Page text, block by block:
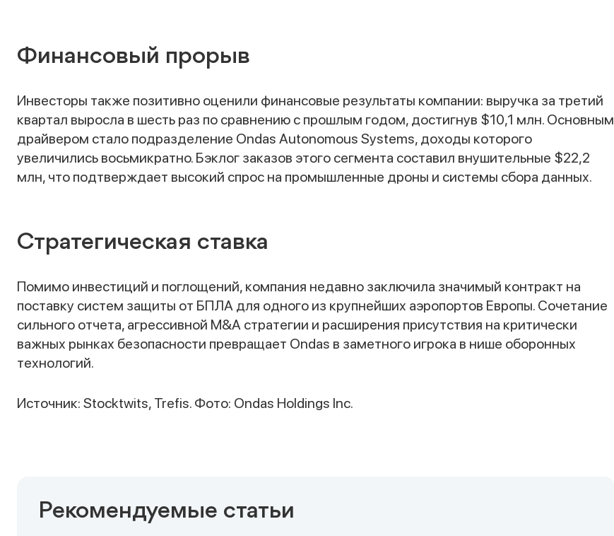
Финансовый прорыв
Инвесторы также позитивно оценили финансовые результаты компании: выручка за третий
квартал выросла в шесть раз по сравнению с прошлым годом, достигнув $10,1 млн. Основным
драйвером стало подразделение Ondas Autonomous Systems, доходы которого
увеличились восьмикратно. Бэклог заказов этого сегмента составил внушительные $22,2
млн, что подтверждает высокий спрос на промышленные дроны и системы сбора данных.
Стратегическая ставка
Помимо инвестиций и поглощений, компания недавно заключила значимый контракт на
поставку систем защиты от БПЛА для одного из крупнейших аэропортов Европы. Сочетание
сильного отчета, агрессивной M&A стратегии и расширения присутствия на критически
важных рынках безопасности превращает Ondas в заметного игрока в нише оборонных
технологий.
Источник: Stocktwits, Trefis. Фото: Ondas Holdings Inc.
Рекомендуемые статьи